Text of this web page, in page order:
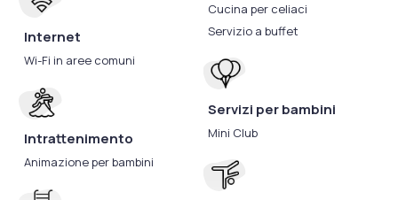
Internet
Wi-Fi in aree comuni
Intrattenimento
Animazione per bambini
Cucina per celiaci
Servizio a buffet
Servizi per bambini
Mini Club